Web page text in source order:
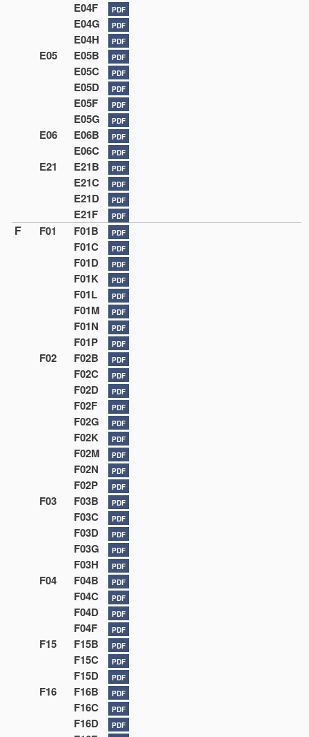
E04F PDF
E04G PDF
E04H PDF
E05 E05B PDF
E05C PDF
E05D PDF
E05F PDF
E05G PDF
E06 E06B PDF
E06C PDF
E21 E21B PDF
E21C PDF
E21D PDF
E21F PDF
F F01 F01B PDF
F01C PDF
F01D PDF
F01K PDF
F01L PDF
F01M PDF
F01N PDF
F01P PDF
F02 F02B PDF
F02C PDF
F02D PDF
F02F PDF
F02G PDF
F02K PDF
F02M PDF
F02N PDF
F02P PDF
F03 F03B PDF
F03C PDF
F03D PDF
F03G PDF
F03H PDF
F04 F04B PDF
F04C PDF
F04D PDF
F04F PDF
F15 F15B PDF
F15C PDF
F15D PDF
F16 F16B PDF
F16C PDF
F16D PDF